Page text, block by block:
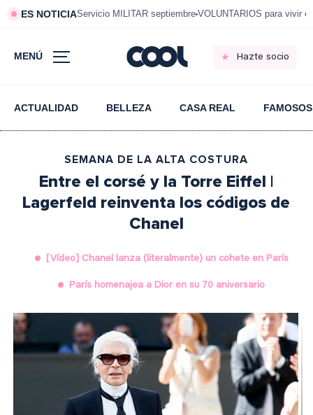
ES NOTICIAServicio MILITAR septiembre VOLUNTARIOS para vivir
MENÚ Hazte socio
ACTUALIDAD BELLEZA CASA REAL FAMOSOS
SEMANA DE LA ALTA COSTURA
Entre el corsé y la Torre Eiffel |
Lagerfeld reinventa los códigos de
Chanel
[Vídeo] Chanel lanza (literalmente) un cohete en París
París homenajea a Dior en su 70 aniversario